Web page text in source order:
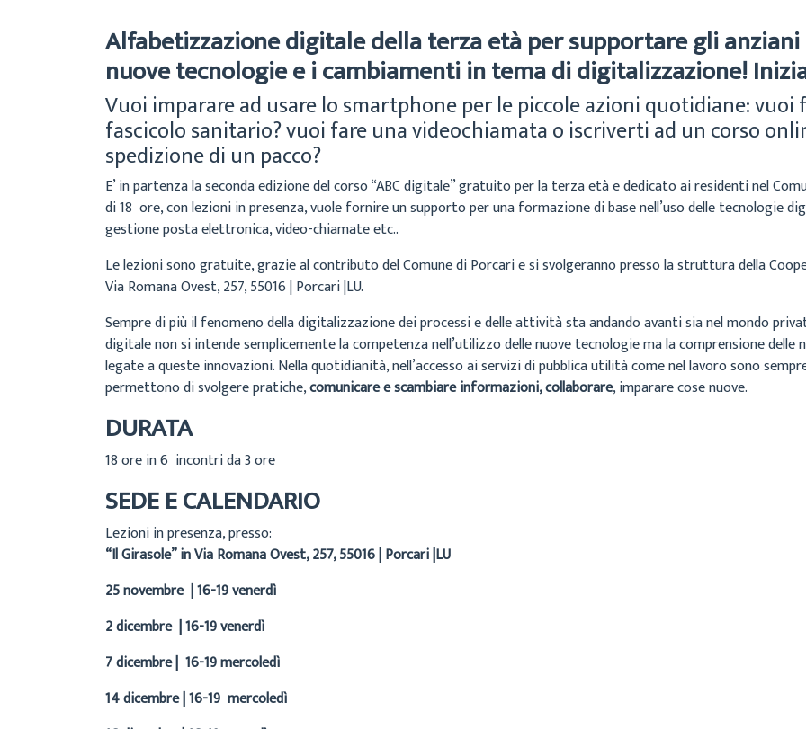
Alfabetizzazione digitale della terza età per supportare gli anziani
nuove tecnologie e i cambiamenti in tema di digitalizzazione!
Vuoi imparare ad usare lo smartphone per le piccole azioni quotidiane: vuoi
fascicolo sanitario? vuoi fare una videochiamata o iscriverti ad un corso
spedizione di un pacco?
E’ in partenza la seconda edizione del corso “ABC digitale” gratuito per la terza età e dedicato ai residenti nel
di 18 ore, con lezioni in presenza, vuole fornire un supporto per una formazione di base nell’uso delle tecnologie
gestione posta elettronica, video-chiamate etc..
Le lezioni sono gratuite, grazie al contributo del Comune di Porcari e si svolgeranno presso la struttura della
Via Romana Ovest, 257, 55016 | Porcari |LU.
Sempre di più il fenomeno della digitalizzazione dei processi e delle attività sta andando avanti sia nel mondo
digitale non si intende semplicemente la competenza nell’utilizzo delle nuove tecnologie ma la comprensione delle
legate a queste innovazioni. Nella quotidianità, nell’accesso ai servizi di pubblica utilità come nel lavoro sono
permettono di svolgere pratiche,comunicare e scambiare informazioni, collaborare, imparare cose nuove.
DURATA
18 ore in 6 incontri da 3 ore
SEDE E CALENDARIO
Lezioni in presenza, presso:
“Il Girasole” in Via Romana Ovest, 257, 55016 | Porcari |LU
25 novembre | 16-19 venerdì
2 dicembre | 16-19 venerdì
7 dicembre | 16-19 mercoledì
14 dicembre | 16-19 mercoledì